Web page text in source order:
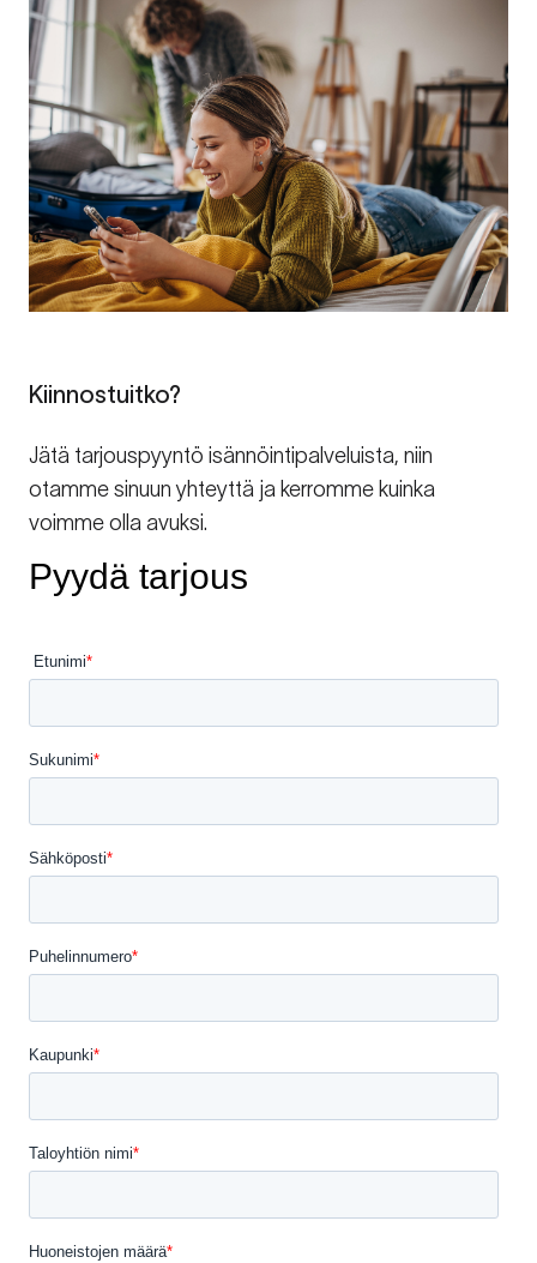
Kiinnostuitko?
Jätä tarjouspyyntö isännöintipalveluista, niin
otamme sinuun yhteyttä ja kerromme kuinka
voimme olla avuksi.